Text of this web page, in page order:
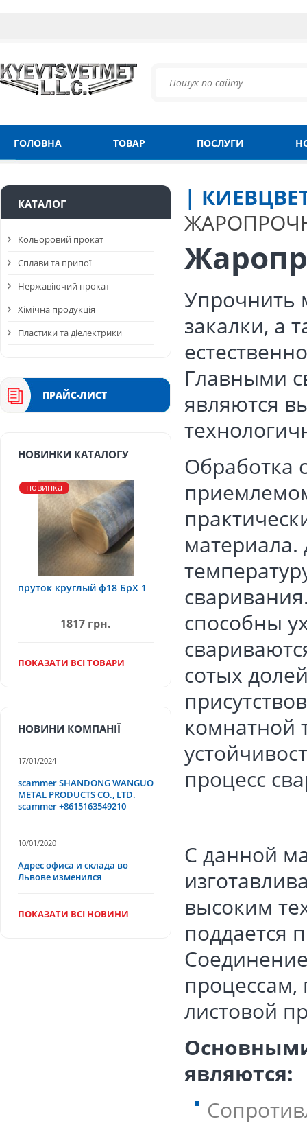
ГОЛОВНА ТОВАР ПОСЛУГИ
|
Упрочнить
закалки, а
Главными
являются
Обработка
материала.
способны
сотых
комнатной
процесс
С данной
высоким
поддается
процессам,
листовой
являются:
КАТАЛОГ
Кольоровий прокат
Сплави та припої
Нержавіючий прокат
Хімічна продукція
Пластики та діелектрики
ПРАЙС-ЛИСТ
НОВИНКИ КАТАЛОГУ
новинка
пруток круглый ф18 БрХ 1
1817 грн.
ПОКАЗАТИ ВСІ ТОВАРИ
НОВИНИ КОМПАНІЇ
17/01/2024
scammer SHANDONG WANGUO
METAL PRODUCTS CO., LTD.
scammer +8615163549210
10/01/2020
Адрес офиса и склада во
Львове изменился
ПОКАЗАТИ ВСІ НОВИНИ